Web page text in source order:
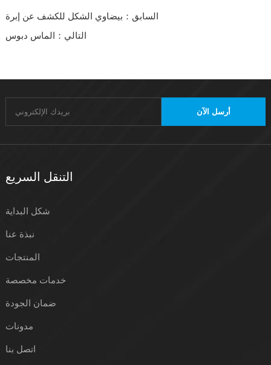
السابق：بيضاوي الشكل للكشف عن إبرة
التالي：الماس دبوس
أرسل الآن
التنقل السريع
شكل البداية
نبذة عنا
المنتجات
خدمات مخصصة
ضمان الجودة
مدونات
اتصل بنا